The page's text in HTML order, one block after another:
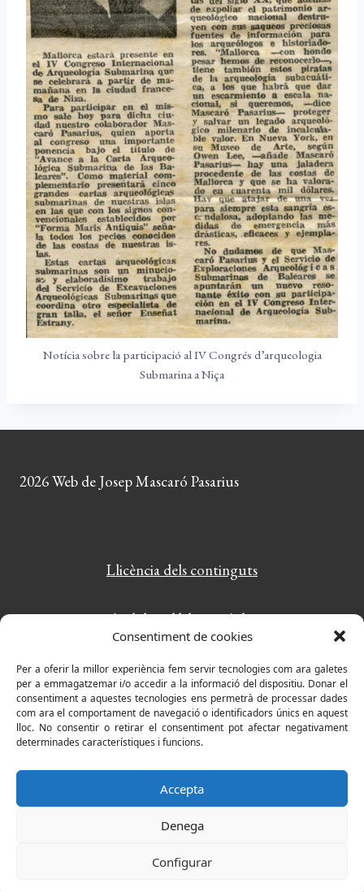
Consentiment de cookies
Per a oferir la millor experiència fem servir tecnologies com ara galetes
per a emmagatzemar i/o accedir a la informació del dispositiu. Donar el
consentiment a aquestes tecnologies ens permetrà de processar dades
com ara el comportament de navegació o identificadors únics en aquest
lloc. No consentir o retirar el consentiment pot afectar negativament
determinades característiques i funcions.
Accepta
Denega
Configurar
Notícia sobre la participació al IV Congrés d’arqueologia
Submarina a Niça
2026 Web de Josep Mascaró Pasarius
Llicència dels continguts
Amb la col·laboració de:
PlayWordy: el joc de paraules més divertit